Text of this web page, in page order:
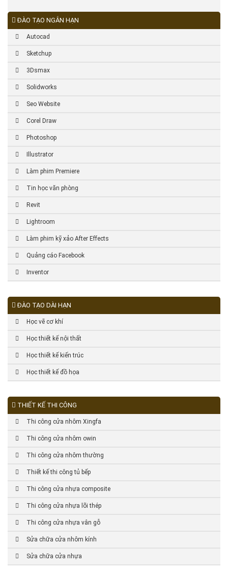
ĐÀO TẠO NGẮN HẠN
Autocad
Sketchup
3Dsmax
Solidworks
Seo Website
Corel Draw
Photoshop
Illustrator
Làm phim Premiere
Tin học văn phòng
Revit
Lightroom
Làm phim kỹ xảo After Effects
Quảng cáo Facebook
Inventor
ĐÀO TẠO DÀI HẠN
Học vẽ cơ khí
Học thiết kế nội thất
Học thiết kế kiến trúc
Học thiết kế đồ họa
THIẾT KẾ THI CÔNG
Thi công cửa nhôm Xingfa
Thi công cửa nhôm owin
Thi công cửa nhôm thường
Thiết kế thi công tủ bếp
Thi công cửa nhựa composite
Thi công cửa nhựa lõi thép
Thi công cửa nhựa vân gỗ
Sửa chữa cửa nhôm kính
Sửa chữa cửa nhựa